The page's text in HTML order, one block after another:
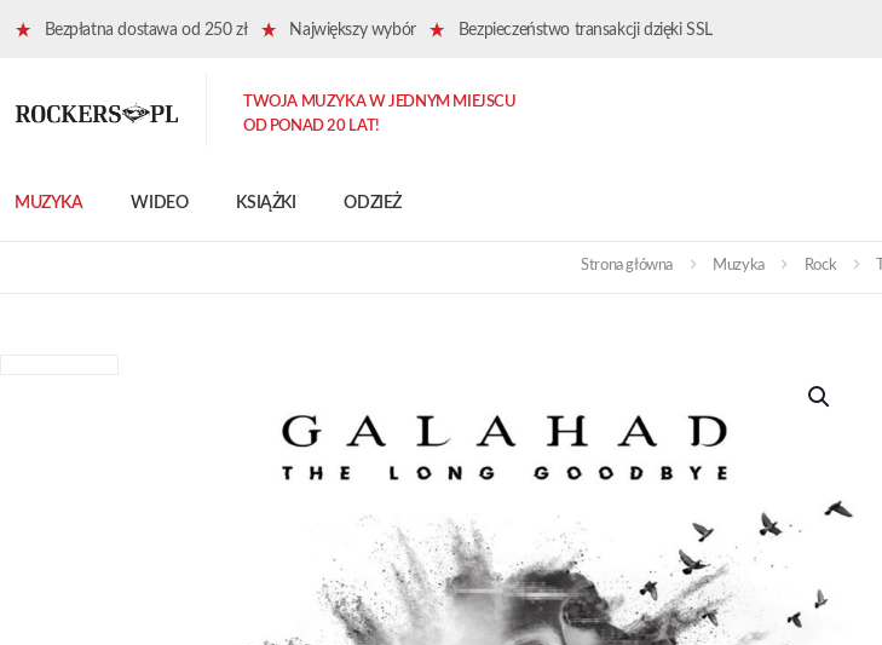
Bezpłatna dostawa od 250 zł Największy wybór Bezpieczeństwo transakcji dzięki SSL
MUZYKA WIDEO KSIĄŻKI ODZIEŻ
TWOJA MUZYKA W JEDNYM MIEJSCU
OD PONAD 20 LAT!
Strona główna Muzyka Rock